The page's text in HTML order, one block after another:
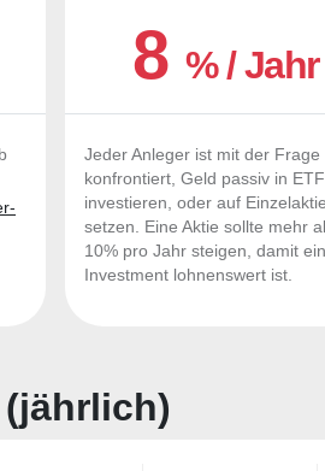
8% / Jahr
Jeder Anleger ist mit der Frage
konfrontiert, Geld passiv in
investieren, oder auf
setzen. Eine Aktie sollte mehr
10% pro Jahr steigen, damit ein
Investment lohnenswert ist.